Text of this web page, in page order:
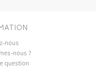
nous
nous ?
question